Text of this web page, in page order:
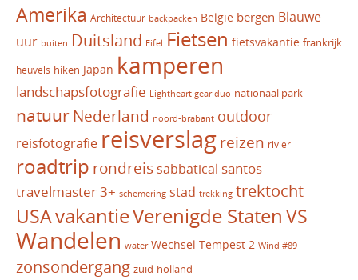
Amerika Architectuur backpacken Belgie bergen Blauwe
uur buiten Duitsland Eifel Fietsen fietsvakantie frankrijk
heuvels hiken Japan kamperen
landschapsfotografie Lightheart gear duo nationaal park
natuur Nederland noord-brabant outdoor
reisfotografie reisverslag reizen rivier
roadtrip rondreis sabbatical santos
travelmaster 3+ schemering stad trekking trektocht
USAvakantieVerenigde StatenVS
Wandelen water Wechsel Tempest 2 Wind #89
zonsondergang zuid-holland